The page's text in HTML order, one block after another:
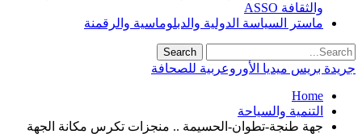
والثقافة ASSO
ماستر السياسة الدولية والدبلوماسية والرقمنة
جريدة بريس ميديا الأوروعربية للصحافة
Home
التنمية والسياحة
جهة طنجة-تطوان-الحسيمة .. منجزات تكرس مكانة الجهة